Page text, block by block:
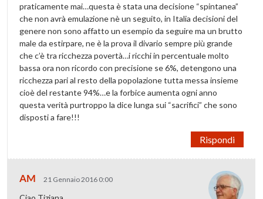
praticamente mai…questa è stata una decisione “spintanea”
che non avrà emulazione nè un seguito, in Italia decisioni del
genere non sono affatto un esempio da seguire ma un brutto
male da estirpare, ne è la prova il divario sempre più grande
che c’è tra ricchezza povertà…i ricchi in percentuale molto
bassa ora non ricordo con precisione se 6%, detengono una
ricchezza pari al resto della popolazione tutta messa insieme
cioè del restante 94%…e la forbice aumenta ogni anno
questa verità purtroppo la dice lunga sui “sacrifici” che sono
disposti a fare!!!
Rispondi
AM 21 Gennaio 2016 0:00